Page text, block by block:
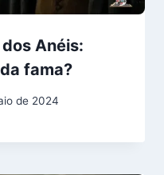
Anéis:
fama?
de 2024